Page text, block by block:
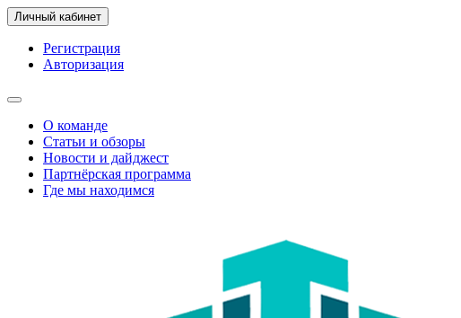
Личный кабинет
Регистрация
Авторизация
О команде
Статьи и обзоры
Новости и дайджест
Партнёрская программа
Где мы находимся